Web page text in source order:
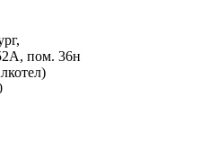
пом. 36н